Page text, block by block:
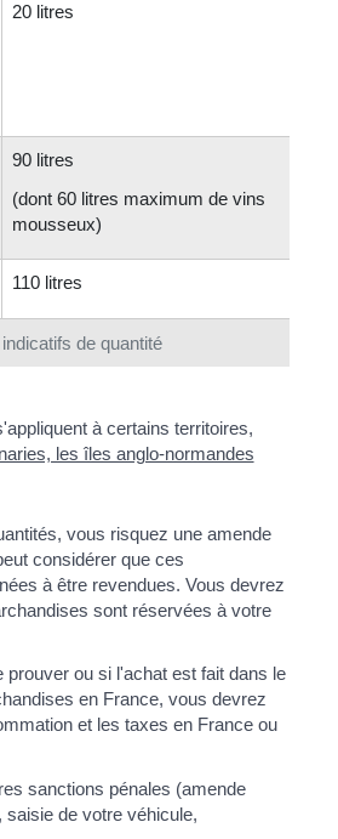
de quantité
20 litres
90 litres
(dont 60 litres maximum de vins
mousseux)
110 litres
à certains territoires,
les îles anglo-normandes
vous risquez une amende
considérer que ces
à être revendues. Vous devrez
sont réservées à votre
prouver ou si l'achat est fait dans le
en France, vous devrez
et les taxes en France ou
sanctions pénales (amende
, saisie de votre véhicule,